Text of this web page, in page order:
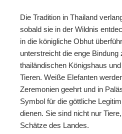
Die Tradition in Thailand
sobald sie in der Wildnis
in die königliche Obhut
unterstreicht die enge Bindung
thailändischen Königshaus
Tieren. Weiße Elefanten
Zeremonien geehrt und in
Symbol für die göttliche
dienen. Sie sind nicht nur
Schätze des Landes.